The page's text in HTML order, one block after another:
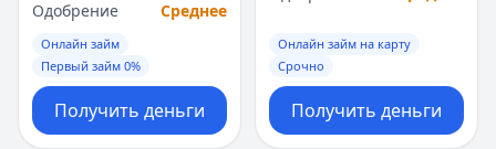
П
Пенза
Пермь
Р
Ростов-на-Дону
Оренбург
П
Пермь
Р
Ростов-на-Дону
Одобрение
Среднее
Онлайн займ
Первый займ 0%
Получить деньги
Онлайн займ на карту
Срочно
Получить деньги